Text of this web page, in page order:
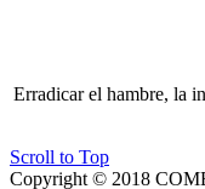
Erradicar el hambre, la
Scroll to Top
Copyright © 2018